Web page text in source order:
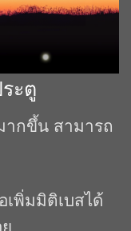
ะตู
ากขึ้น สามารถ
เพิ่มมิติเบสได้